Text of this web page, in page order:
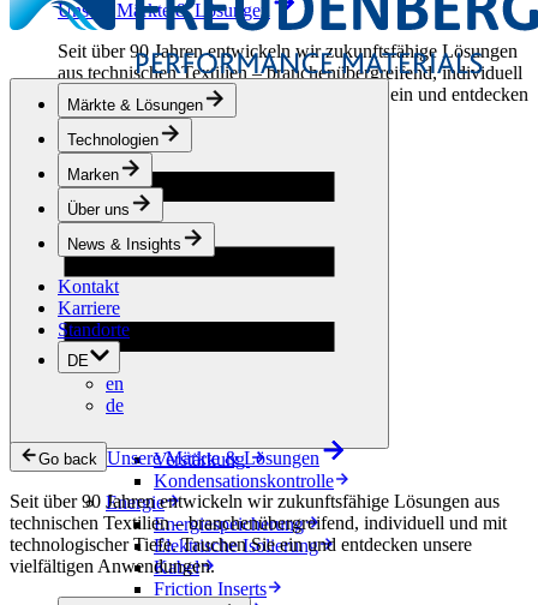
Unsere Märkte & Lösungen
Seit über 90 Jahren entwickeln wir zukunftsfähige Lösungen
aus technischen Textilien – branchenübergreifend, individuell
und mit technologischer Tiefe. Tauchen Sie ein und entdecken
unsere vielfältigen Anwendungen.
Bekleidung & Schuhe
Mode
Sportbekleidung
Schuhe
Hobbyschneiderei
Bauwesen
Entwässerung
Verstärkung
Kondensationskontrolle
Energie
Energiespeicherung
Elektrische Isolierung
Kabel
Friction Inserts
Märkte & Lösungen
Technologien
Marken
Über uns
News & Insights
Kontakt
Karriere
Standorte
DE
en
de
Go back Unsere Märkte & Lösungen
Seit über 90 Jahren entwickeln wir zukunftsfähige Lösungen aus
technischen Textilien – branchenübergreifend, individuell und mit
technologischer Tiefe. Tauchen Sie ein und entdecken unsere
vielfältigen Anwendungen.